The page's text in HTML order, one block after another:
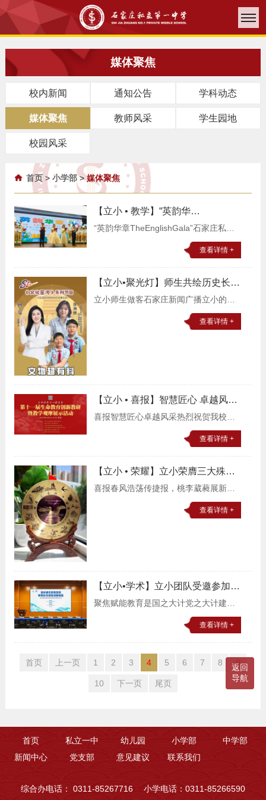
返回
导航
媒体聚焦
校内新闻 通知公告 学科动态
媒体聚焦 教师风采 学生园地
校园风采
首页> 小学部>媒体聚焦
【立小 • 教学】“英韵华
章 The English Gala” 英语艺术周
圆满落幕｜立小教学节活动
“英韵华章TheEnglishGala”石家庄私立
一中附属小学第三届教学节暨英语艺术
周圆满落幕当英语学习走出课本，当青
盛宴在校园里绚
查看详情 +
【立小•聚光灯】师生共绘历史长
卷 解锁新时代育人密码｜立小师生
立小师生做客石家庄新闻广播立小的故
事五月的风掠过枝头将春天的温柔酿成
初夏的甜意阳光穿过树叶的缝隙，在地
查看详情 +
【立小 • 喜报】智慧匠心 卓越风采
｜热烈祝贺我校在全国生命教育观
喜报智慧匠心卓越风采热烈祝贺我校在
全国生命教育观摩活动中喜获佳绩！追
光而行，耕耘不辍。石家庄私立一中附
程；美育涵养生命
查看详情 +
【立小 • 荣耀】立小荣膺三大殊
荣 奏响高质量发展强音
喜报春风浩荡传捷报，桃李葳蕤展新
篇。近日，立小以三箭齐发之势，在校
长领航力、教师专业力、学生成长力三
查看详情 +
【立小•学术】立小团队受邀参加京
津冀首届民办教育学术年会
聚焦赋能教育是国之大计党之大计建设
教育强国基础教育必须谋求战略之道和
变革之道改革最终发生在课堂上2025年
业委员会举办的
查看详情 +
首页 上一页 1 2 3 4 5 6 7 8 9
10 下一页 尾页
首页 私立一中 幼儿园 小学部
中学部
新闻中心
党支部 意见建议 联系我们
综合办电话： 0311-85267716 小学电话：0311-85266590